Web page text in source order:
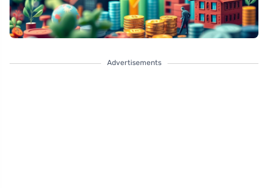
Advertisements